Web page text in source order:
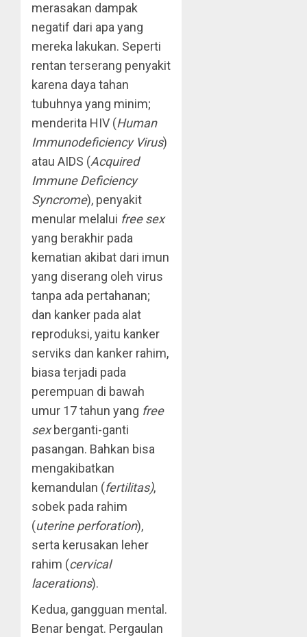
merasakan dampak
negatif dari apa yang
mereka lakukan. Seperti
rentan terserang penyakit
karena daya tahan
tubuhnya yang minim;
menderita HIV (Human
Immunodeficiency Virus)
atau AIDS (Acquired
Immune Deficiency
Syncrome), penyakit
menular melalui free sex
yang berakhir pada
kematian akibat dari imun
yang diserang oleh virus
tanpa ada pertahanan;
dan kanker pada alat
reproduksi, yaitu kanker
serviks dan kanker rahim,
biasa terjadi pada
perempuan di bawah
umur 17 tahun yang free
sexberganti-ganti
pasangan. Bahkan bisa
mengakibatkan
kemandulan (fertilitas),
sobek pada rahim
(uterine perforation),
serta kerusakan leher
rahim (cervical
lacerations).
Kedua, gangguan mental.
Benar bengat. Pergaulan